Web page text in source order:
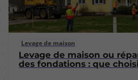
Levage de maison
Levage de maison ou
des fondations : que